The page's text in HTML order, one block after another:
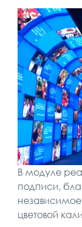
В модуле
подписи,
цветовой